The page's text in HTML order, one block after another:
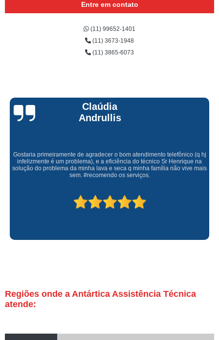
Entre em contato
(11) 99652-1401
(11) 3673-1948
(11) 3865-6073
Claúdia
Andrullis
Gostaria primeiramente de agradecer o bom atendimento telefônico (q hj
infelizmente é um problema), e a eficiência do técnico Sr Henrique na
solução do problema da minha lava e seca q minha família não vive mais
sem. #recomendo os serviços.
Regiões onde a Antártica Assistência Técnica
atende: